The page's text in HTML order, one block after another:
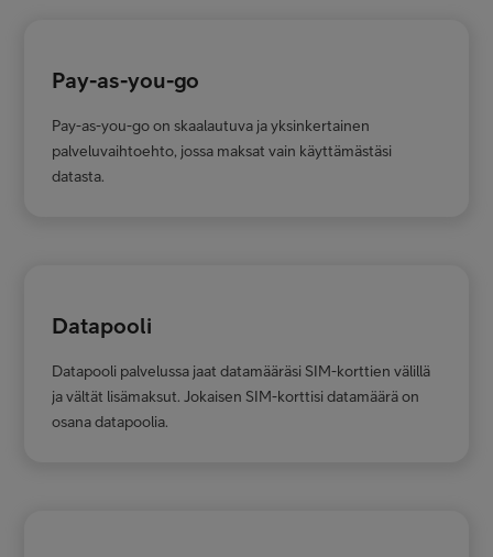
Pay-as-you-go
Pay-as-you-go on skaalautuva ja yksinkertainen
palveluvaihtoehto, jossa maksat vain käyttämästäsi
datasta.
Datapooli
Datapooli palvelussa jaat datamääräsi SIM-korttien välillä
ja vältät lisämaksut. Jokaisen SIM-korttisi datamäärä on
osana datapoolia.